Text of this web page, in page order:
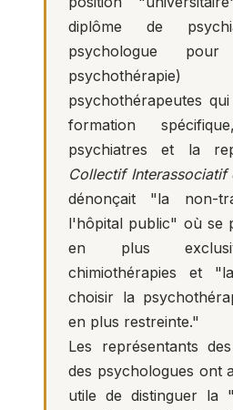
diplôme de
psychologue
psychothérapeutes
formation
psychiatres et la
Collectif Interassociatif
dénonçait "la non-
l'hôpital public" où se
en plus
chimiothérapies et
choisir la
en plus restreinte."
Les représentants
des psychologues ont
utile de distinguer la